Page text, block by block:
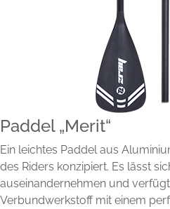
Paddel „Merit“
Ein leichtes Paddel aus
des Riders konzipiert. Es lässt
auseinandernehmen und
Verbundwerkstoff mit einem